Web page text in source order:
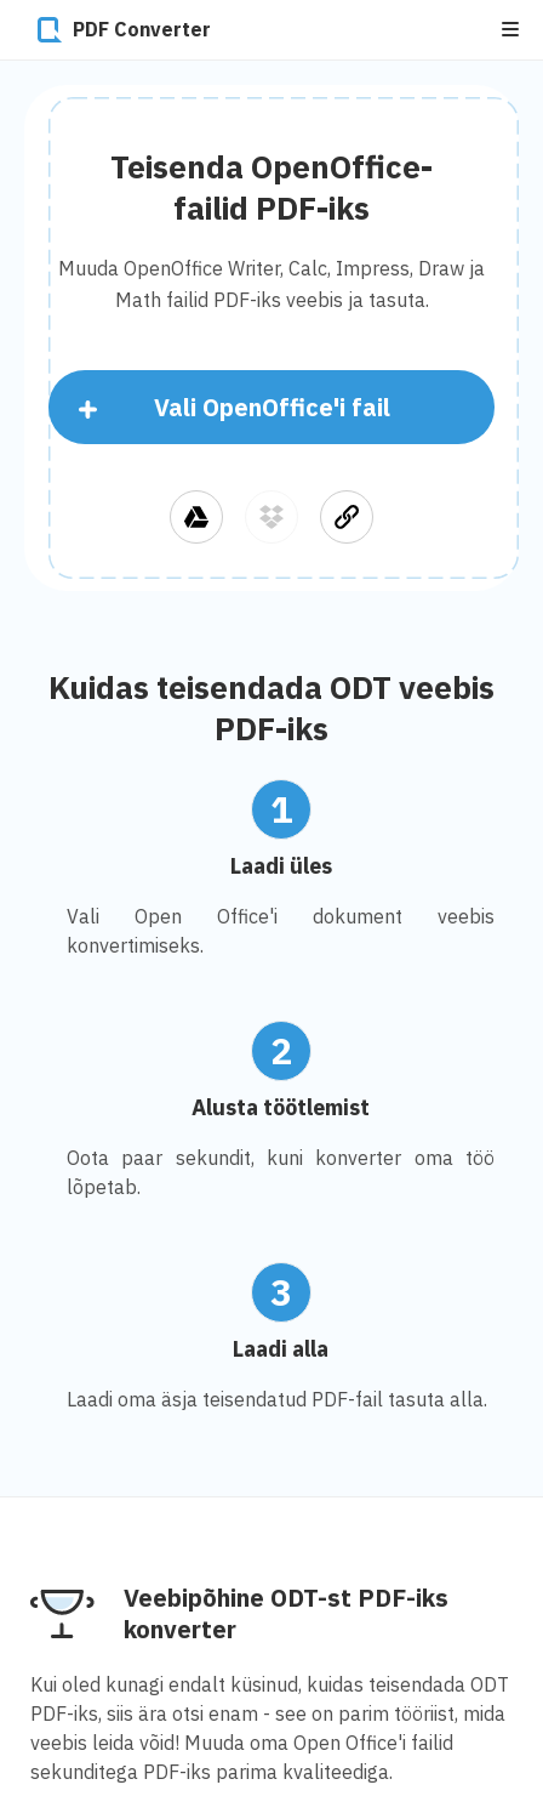
PDF Converter
Teisenda OpenOffice-
failid PDF-iks
Muuda OpenOffice Writer, Calc, Impress, Draw ja
Math failid PDF-iks veebis ja tasuta.
Vali OpenOffice'i fail
Kuidas teisendada ODT veebis
PDF-iks
1
Laadi üles
Vali Open Office'i dokument veebis
konvertimiseks.
2
Alusta töötlemist
Oota paar sekundit, kuni konverter oma töö
lõpetab.
3
Laadi alla
Laadi oma äsja teisendatud PDF-fail tasuta alla.
Veebipõhine ODT-st PDF-iks
konverter
Kui oled kunagi endalt küsinud, kuidas teisendada ODT
PDF-iks, siis ära otsi enam - see on parim tööriist, mida
veebis leida võid! Muuda oma Open Office'i failid
sekunditega PDF-iks parima kvaliteediga.